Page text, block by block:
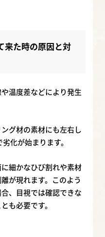
来た時の原因と対
温度差などにより発生
グ材の素材にも左右し
化が始まります。
細かなひび割れや素材
が現れます。このよう
、目視では確認できな
も必要です。